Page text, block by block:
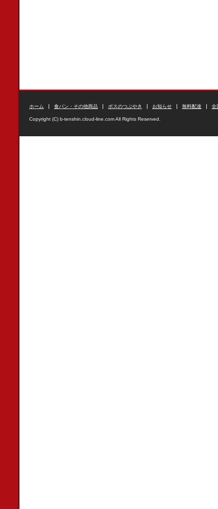
ホーム 食パン・その他商品 ボスのつぶやき お知らせ 無料配達 全
Copyright (C) b-tenshin.cloud-line.com All Rights Reserved.